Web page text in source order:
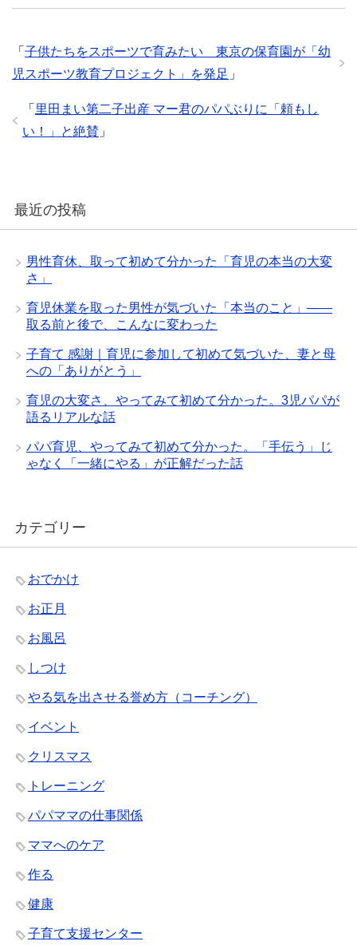
い
い
ウ
ィ
ン
で
開
き
ま
ウ
ま
す
)
ウ
ま
す
)
ド
き
ま
す
)
で
す
)
「 子供たちをスポーツで育みたい 東京の保育園が「幼
児スポーツ教育プロジェクト」を発足 」
「 里田まい第二子出産 マー君のパパぶりに「頼もし
い！」と絶賛 」
最近の投稿
男性育休、取って初めて分かった「育児の本当の大変
さ」
育児休業を取った男性が気づいた「本当のこと」——
取る前と後で、こんなに変わった
子育て 感謝｜育児に参加して初めて気づいた、妻と母
への「ありがとう」
育児の大変さ、やってみて初めて分かった。3児パパが
語るリアルな話
パパ育児、やってみて初めて分かった。「手伝う」じ
ゃなく「一緒にやる」が正解だった話
カテゴリー
おでかけ
お正月
お風呂
しつけ
やる気を出させる誉め方（コーチング）
イベント
クリスマス
トレーニング
パパママの仕事関係
ママへのケア
作る
健康
子育て支援センター